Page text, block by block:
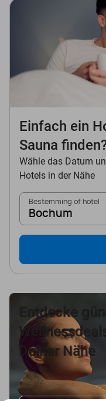
Einfach ein
Sauna
Wähle das Datum
Hotels in der Nähe
Bestemming of hotel
Bochum
Entdecke
Deiner Nähe